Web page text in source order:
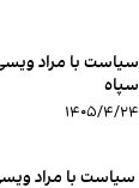
سیاست با مراد
سپاه
۱۴۰۵/۴/۲۴
سیاست با مراد